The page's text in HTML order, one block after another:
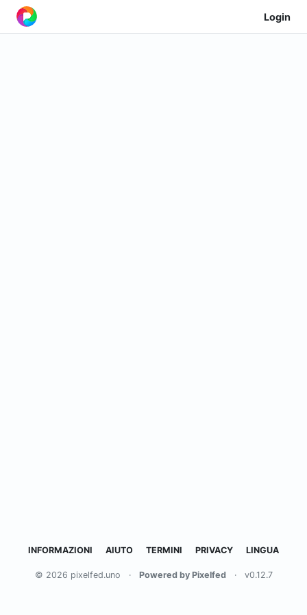
Login
INFORMAZIONI AIUTO TERMINI PRIVACY LINGUA
© 2026 pixelfed.uno · Powered by Pixelfed · v0.12.7